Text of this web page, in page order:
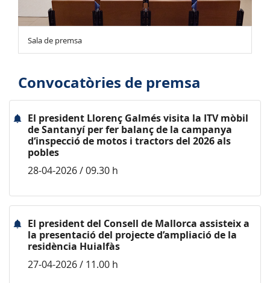
Sala de premsa
Convocatòries de premsa
El president Llorenç Galmés visita la ITV mòbil
de Santanyí per fer balanç de la campanya
d‘inspecció de motos i tractors del 2026 als
pobles
28-04-2026 / 09.30 h
El president del Consell de Mallorca assisteix a
la presentació del projecte d’ampliació de la
residència Huialfàs
27-04-2026 / 11.00 h